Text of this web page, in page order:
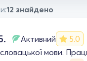
12 знайдено
Активний
5.0
мови.